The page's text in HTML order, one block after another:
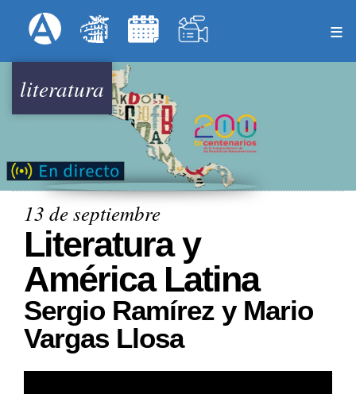
al
Menú Superior
literatura
13 de septiembre
Literatura y
América Latina
Sergio Ramírez y Mario
Vargas Llosa